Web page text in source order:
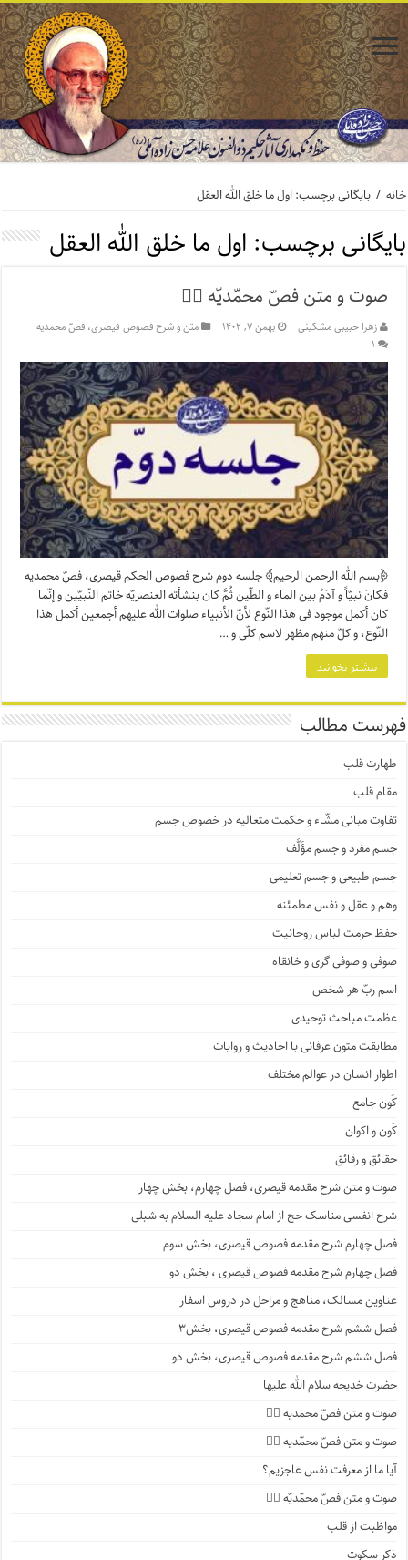
خانه / بایگانی برچسب: اول ما خلق الله العقل
بایگانی برچسب: اول ما خلق الله العقل
صوت و متن فصّ محمّدیّه ۲️⃣
زهرا حبیبی مشکینی بهمن ۷, ۱۴۰۲
متن و شرح فصوص قیصری، فصّ محمدیه
۱
﴿بسم الله الرحمن الرحیم﴾ جلسه دوم شرح فصوص الحکم قیصری، فصّ محمدیه
فکانَ نبیّاً و آدَمُ بین الماء و الطّین ثُمَّ کان بنشأته العنصریّه خاتم النّبیّین و إنّما
کان أکمل موجود فی هذا النّوع لأنّ الأنبیاء صلوات الله علیهم أجمعین أکمل هذا
النّوع، و کلّ منهم مظهر لاسم کلّی و …
بیشتر بخوانید
فهرست مطالب
طهارت قلب
مقام قلب
تفاوت مبانی مشّاء و حکمت متعالیه در خصوص جسم
جسم مفرد و جسم مؤَلَّف
جسم طبیعی و جسم تعلیمی
وهم و عقل و نفس مطمئنه
حفظ حرمت لباس روحانیت
صوفی و صوفی گری و خانقاه
اسم ربّ هر شخص
عظمت مباحث توحیدی
مطابقت متون عرفانی با احادیث و روایات
اطوار انسان در عوالم مختلف
کَون جامع
کَون و اکوان
حقائق و رقائق
صوت و متن شرح مقدمه قیصری، فصل چهارم، بخش چهار
شرح انفسی مناسک حج از امام سجاد علیه السلام به شبلی
فصل چهارم شرح مقدمه فصوص قیصری، بخش سوم
فصل چهارم شرح مقدمه فصوص قیصری ، بخش دو
عناوین مسالک، مناهج و مراحل در دروس اسفار
فصل ششم شرح مقدمه فصوص قیصری، بخش۳
فصل ششم شرح مقدمه فصوص قیصری، بخش دو
حضرت خدیجه سلام الله علیها
صوت و متن فصّ محمدیه ۴️⃣
صوت و متن فصّ محمّدیه ۳️⃣
آیا ما از معرفت نفس عاجزیم؟
صوت و متن فصّ محمّدیّه ۲️⃣
مواظبت از قلب
ذکر سکوت